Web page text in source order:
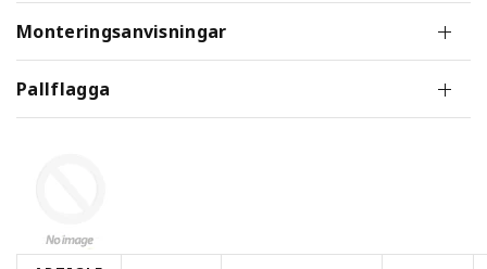
Monteringsanvisningar
Pallflagga